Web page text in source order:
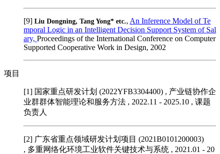
[9] Liu Dongning, Tang Yong* etc., An Inference Model of Te
mporal Logic in an Intelligent Decision Support System of Sal
ary, Proceedings of the International Conference on Computer
Supported Cooperative Work in Design, 2002
项目
[1] 国家重点研发计划 (2022YFB3304400) , 产业链协作企
业群群体智能理论和服务方法 , 2022.11 - 2025.10 , 课题
负责人
[2] 广东省重点领域研发计划项目 (2021B0101200003)
, 多重网络化环境工业软件关键技术与系统 , 2021.01 - 20